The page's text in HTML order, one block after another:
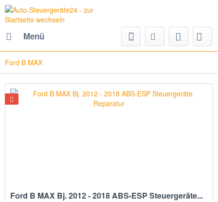
Menü
Ford B MAX
Ford B MAX Bj. 2012 - 2018 ABS-ESP Steuergeräte...